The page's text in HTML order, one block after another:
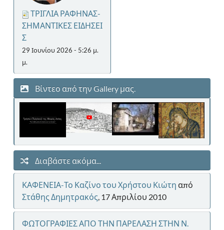
ΤΡΙΓΛΙΑ ΡΑΦΗΝΑΣ-
ΣΗΜΑΝΤΙΚΕΣ ΕΙΔΗΣΕΙ
Σ
29 Ιουνίου 2026 - 5:26 μ.
μ.
Βίντεο από την Gallery μας.
Διαβάστε ακόμα...
ΚΑΦΕΝΕΙΑ-Το Καζίνο του Χρήστου Κιώτη από
Στάθης Δημητρακός, 17 Απριλίου 2010
ΦΩΤΟΓΡΑΦΙΕΣ ΑΠΟ ΤΗΝ ΠΑΡΕΛΑΣΗ ΣΤΗΝ Ν.